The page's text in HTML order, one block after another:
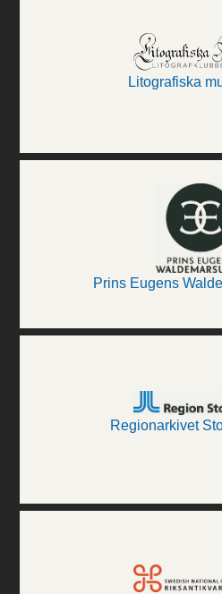
Litografiska
Prins Eugens
Regionarkivet